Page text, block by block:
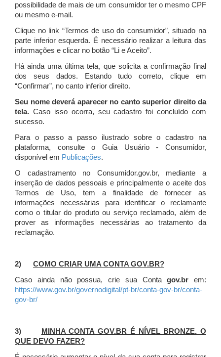
possibilidade de mais de um consumidor ter o mesmo CPF
ou mesmo e-mail.
Clique no link “Termos de uso do consumidor”, situado na
parte inferior esquerda. É necessário realizar a leitura das
informações e clicar no botão “Li e Aceito”.
Há ainda uma última tela, que solicita a confirmação final
dos seus dados. Estando tudo correto, clique em
“Confirmar”, no canto inferior direito.
Seu nome deverá aparecer no canto superior direito da
tela. Caso isso ocorra, seu cadastro foi concluído com
sucesso.
Para o passo a passo ilustrado sobre o cadastro na
plataforma, consulte o Guia Usuário - Consumidor,
disponível em Publicações.
O cadastramento no Consumidor.gov.br, mediante a
inserção de dados pessoais e principalmente o aceite dos
Termos de Uso, tem a finalidade de fornecer as
informações necessárias para identificar o reclamante
como o titular do produto ou serviço reclamado, além de
prover as informações necessárias ao tratamento da
reclamação.
2) COMO CRIAR UMA CONTA GOV.BR?
Caso ainda não possua, crie sua Contagov.br em:
https://www.gov.br/governodigital/pt-br/conta-gov-br/conta-
gov-br/
3)
MINHA CONTA GOV.BR É NÍVEL BRONZE. O
QUE DEVO FAZER?